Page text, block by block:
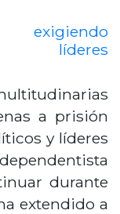
exigiendo
líderes
a prisión
y líderes
durante
extendido a